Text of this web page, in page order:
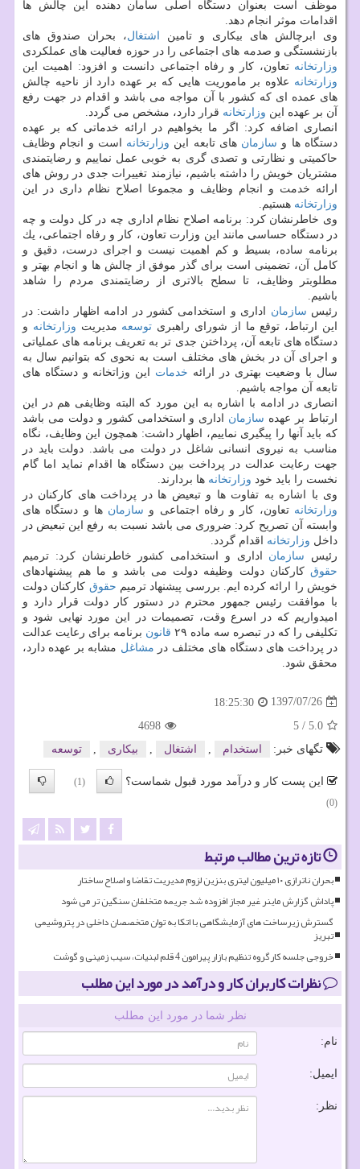
موظف است بعنوان دستگاه اصلی سامان دهنده این چالش ها
اقدامات موثر انجام دهد.
وی ابرچالش های بیكاری و تامین
اشتغال، بحران صندوق های
بازنشستگی و صدمه های اجتماعی را در حوزه فعالیت های عملكردی
وزارتخانه تعاون، كار و رفاه اجتماعی دانست و افزود: اهمیت این
وزارتخانه علاوه بر ماموریت هایی كه بر عهده دارد از ناحیه چالش
های عمده ای كه كشور با آن مواجه می باشد و اقدام در جهت رفع
آن بر عهده این وزارتخانه قرار دارد، مشخص می گردد.
انصاری اضافه كرد: اگر ما بخواهیم در ارائه خدماتی كه بر عهده
دستگاه ها و سازمان های تابعه این وزارتخانه است و انجام وظایف
حاكمیتی و نظارتی و تصدی گری به خوبی عمل نماییم و رضایتمندی
مشتریان خویش را داشته باشیم، نیازمند تغییرات جدی در روش های
ارائه خدمت و انجام وظایف و مجموعا اصلاح نظام داری در این
وزارتخانه هستیم.
وی خاطرنشان كرد: برنامه اصلاح نظام اداری چه در كل دولت و چه
در دستگاه حساسی مانند این وزارت تعاون، كار و رفاه اجتماعی، یك
برنامه ساده، بسیط و كم اهمیت نیست و اجرای درست، دقیق و
كامل آن، تضمینی است برای گذر موفق از چالش ها و انجام بهتر و
مطلوبتر وظایف، تا سطح بالاتری از رضایتمندی مردم را شاهد
باشیم.
رئیس سازمان اداری و استخدامی كشور در ادامه اظهار داشت: در
این ارتباط، توقع ما از شورای راهبری توسعه مدیریت وزارتخانه و
دستگاه های تابعه آن، پرداختن جدی تر به تعریف برنامه های عملیاتی
و اجرای آن در بخش های مختلف است به نحوی كه بتوانیم سال به
سال با وضعیت بهتری در ارائه خدمات این وزاتخانه و دستگاه های
تابعه آن مواجه باشیم.
انصاری در ادامه با اشاره به این مورد كه البته وظایفی هم در این
ارتباط بر عهده سازمان اداری و استخدامی كشور و دولت می باشد
كه باید آنها را پیگیری نماییم، اظهار داشت: همچون این وظایف، نگاه
مناسب به نیروی انسانی شاغل در دولت می باشد. دولت باید در
جهت رعایت عدالت در پرداخت بین دستگاه ها اقدام نماید اما گام
نخست را باید خود وزارتخانه ها بردارند.
وی با اشاره به تفاوت ها و تبعیض ها در پرداخت های كاركنان در
وزارتخانه تعاون، كار و رفاه اجتماعی و سازمان ها و دستگاه های
وابسته آن تصریح كرد: ضروری می باشد نسبت به رفع این تبعیض در
داخل وزارتخانه اقدام گردد.
رئیس سازمان اداری و استخدامی كشور خاطرنشان كرد: ترمیم
حقوق كاركنان دولت وظیفه دولت می باشد و ما هم پیشنهادهای
خویش را ارائه كرده ایم. بررسی پیشنهاد ترمیم حقوق كاركنان دولت
با موافقت رئیس جمهور محترم در دستور كار دولت قرار دارد و
امیدواریم كه در اسرع وقت، تصمیمات در این مورد نهایی شود و
تكلیفی را كه در تبصره سه ماده ۲۹
قانون برنامه برای رعایت عدالت
در پرداخت های دستگاه های مختلف در مشاغل مشابه بر عهده دارد،
محقق شود.
1397/07/26
18:25:30
5.0
/
5
4698
تگهای خبر:
استخدام , اشتغال , بیكاری , توسعه
این پست کار و درآمد مورد قبول شماست؟
(1)
(0)
تازه ترین مطالب مرتبط
بحران ناترازی ۱۰ میلیون لیتری بنزین لزوم مدیریت تقاضا و اصلاح ساختار
پاداش گزارش ماینر غیر مجاز افزوده شد جریمه متخلفان سنگین تر می شود
گسترش زیرساخت های آزمایشگاهی با اتکا به توان متخصصان داخلی در پتروشیمی
تبریز
خروجی جلسه کارگروه تنظیم بازار پیرامون 4 قلم لبنیات، سیب زمینی و گوشت
نظرات کاربران کار و درآمد در مورد این مطلب
نظر شما در مورد این مطلب
نام:
ایمیل:
نظر: